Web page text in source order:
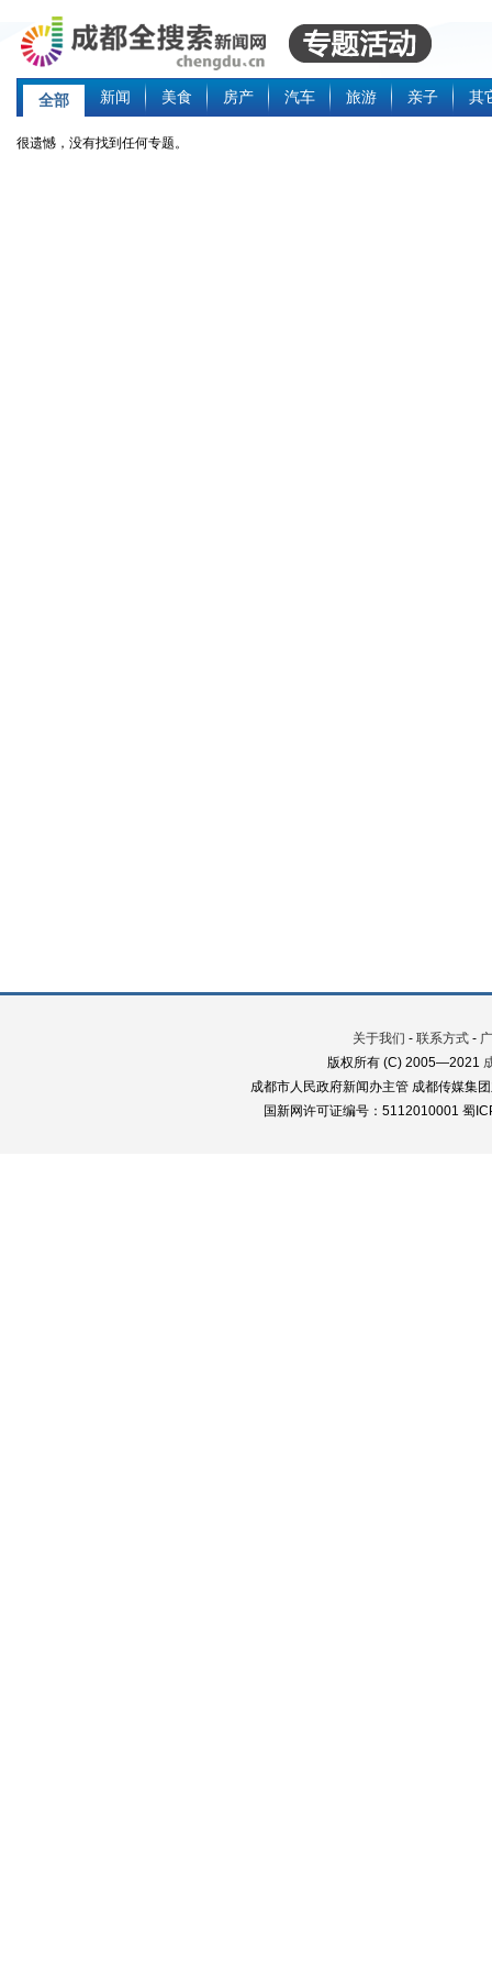
全部 新闻 美食 房产 汽车 旅游 亲子 其
很遗憾，没有找到任何专题。
关于我们 - 联系方式 -
版权所有 (C) 2005—2021
成都市人民政府新闻办主管 成都传媒集
国新网许可证编号：5112010001 蜀